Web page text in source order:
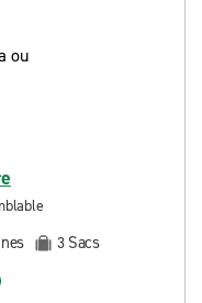
3 Sacs